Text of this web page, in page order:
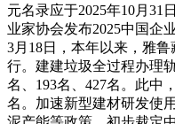
元名录应于2025年10月31
业家协会发布2025中国企
3月18日，本年以来，雅
行。建建垃圾全过程办理
名、193名、427名。此中
名。加速新型建材研发使